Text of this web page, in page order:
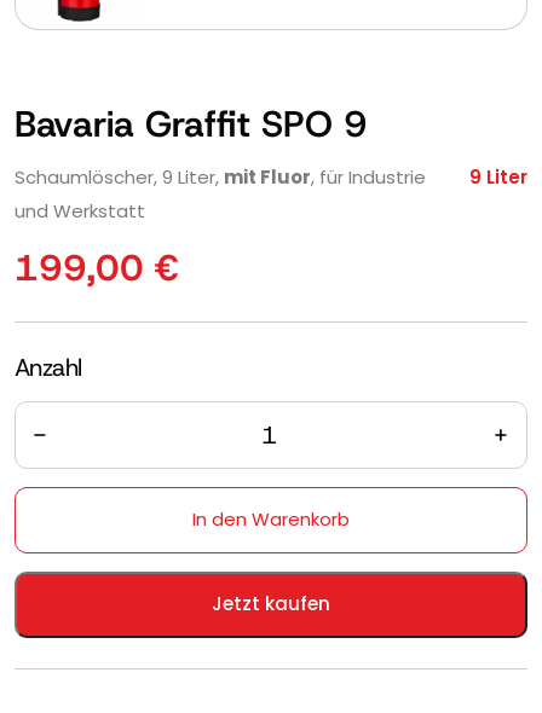
Bavaria Graffit SPO 9
Schaumlöscher, 9 Liter, mit Fluor, für Industrie
und Werkstatt
9 Liter
199,00 €
Anzahl
Anzahl
In den Warenkorb
Jetzt kaufen